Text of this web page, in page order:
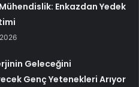
Enkazdan Yedek
Geleceğini
Genç Yetenekleri Arıyor